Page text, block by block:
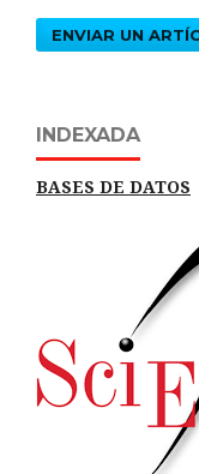
ENVIAR UN
INDEXADA
BASES DE DATOS